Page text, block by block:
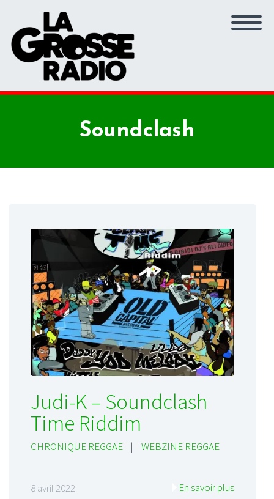
Soundclash
Judi-K – Soundclash
Time Riddim
CHRONIQUE REGGAE | WEBZINE REGGAE
8 avril 2022 En savoir plus